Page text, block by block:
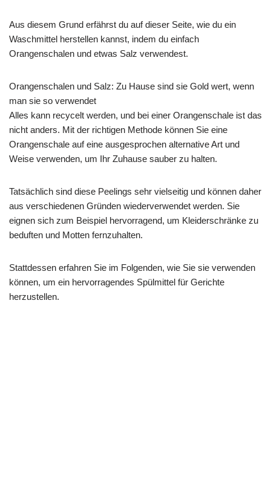
Aus diesem Grund erfährst du auf dieser Seite, wie du ein
Waschmittel herstellen kannst, indem du einfach
Orangenschalen und etwas Salz verwendest.
Orangenschalen und Salz: Zu Hause sind sie Gold wert, wenn
man sie so verwendet
Alles kann recycelt werden, und bei einer Orangenschale ist das
nicht anders. Mit der richtigen Methode können Sie eine
Orangenschale auf eine ausgesprochen alternative Art und
Weise verwenden, um Ihr Zuhause sauber zu halten.
Tatsächlich sind diese Peelings sehr vielseitig und können daher
aus verschiedenen Gründen wiederverwendet werden. Sie
eignen sich zum Beispiel hervorragend, um Kleiderschränke zu
beduften und Motten fernzuhalten.
Stattdessen erfahren Sie im Folgenden, wie Sie sie verwenden
können, um ein hervorragendes Spülmittel für Gerichte
herzustellen.